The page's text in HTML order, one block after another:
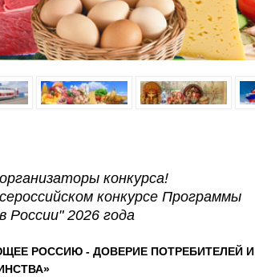
конкурса!
конкурсе Программы
России" 2026 года
РОССИЮ - ДОВЕРИЕ ПОТРЕБИТЕЛЕЙ И
»